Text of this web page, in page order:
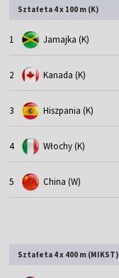
Sztafeta 4 x 100 m (K)
1 Jamajka (K)
2 Kanada (K)
3 Hiszpania (K)
4 Włochy (K)
5 China (W)
Sztafeta 4 x 400 m (MIKST)